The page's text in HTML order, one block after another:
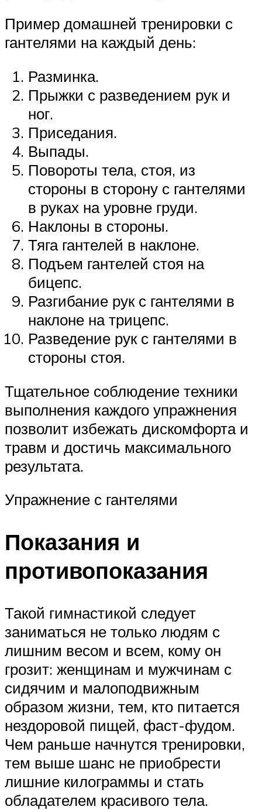
Пример домашней тренировки с
гантелями на каждый день:
Разминка.
Прыжки с разведением рук и
ног.
Приседания.
Выпады.
Повороты тела, стоя, из
стороны в сторону с гантелями
в руках на уровне груди.
Наклоны в стороны.
Тяга гантелей в наклоне.
Подъем гантелей стоя на
бицепс.
Разгибание рук с гантелями в
наклоне на трицепс.
Разведение рук с гантелями в
стороны стоя.
Тщательное соблюдение техники
выполнения каждого упражнения
позволит избежать дискомфорта и
травм и достичь максимального
результата.
Упражнение с гантелями
Показания и
противопоказания
Такой гимнастикой следует
заниматься не только людям с
лишним весом и всем, кому он
грозит: женщинам и мужчинам с
сидячим и малоподвижным
образом жизни, тем, кто питается
нездоровой пищей, фаст-фудом.
Чем раньше начнутся тренировки,
тем выше шанс не приобрести
лишние килограммы и стать
обладателем красивого тела.